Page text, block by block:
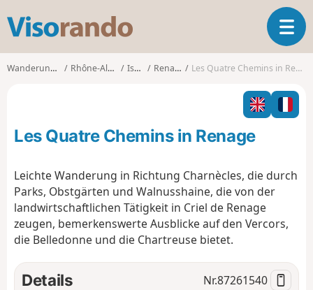
s
o
o
T
o
g
l
n
g
i
Wanderungen Rhône-Alpes Isère Renage Les Quatre Chemins in Renage
Les Quatre Chemins in Renage
Leichte Wanderung in Richtung Charnècles, die durch
Parks, Obstgärten und Walnusshaine, die von der
landwirtschaftlichen Tätigkeit in Criel de Renage
zeugen, bemerkenswerte Ausblicke auf den Vercors,
die Belledonne und die Chartreuse bietet.
Details Nr.87261540